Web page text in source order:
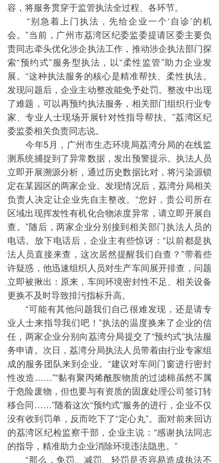
容，将服务贯穿于监管执法全过程、各环节。
“别急着上门执法，先给企业一个‘自诊’的机
会。”当前，广州市荔湾区纪委监委提请区委主要负
责同志牵头优化涉企执法工作，推动涉企执法部门探
索“预约式”服务型执法，以“柔性监管”助力企业发
展。“这种执法服务的核心是精准帮扶、柔性执法。
发现问题后，企业主动整改能免予处罚。整改中出现
了难题，可以再预约执法服务，相关部门组织行业专
家、专业人士现场开展针对性指导帮扶。”荔湾区纪
委监委相关负责同志说。
今年5月，广州市生态环境局荔湾分局的在线监
测系统捕捉到了异常数据，发出预警提示。执法人员
立即开展溯源分析，通过历史数据比对，将污染源锁
定在某园区的两家企业。发现情况后，荔湾分局相关
负责人决定让企业先自主整改。“您好，贵公司所在
区域出现挥发性有机化合物浓度异常，请立即开展自
查。”随后，两家企业分别接到相关部门执法人员的
电话。放下电话后，企业主有些惊讶：“以前都是执
法人员直接来查，这次居然提醒我们自查？”带着些
许疑惑，他迅速组织人员对生产车间展开排查，问题
立即被揪出：原来，车间环境密封性不足、相关设备
更换不及时导致排污指标升高。
“可能有其他问题我们自己很难发现，还是请专
业人士来指导我们吧！”执法的温度换来了企业的信
任，两家企业分别向荔湾分局提交了“预约式”执法服
务申请。次日，荔湾分局执法人员带着由行业专家组
成的服务团队来到企业。“建议对车间门窗进行密封
性改造……”“黏有聚丙烯酰胺物质的过滤棉虽然不属
于危险废物，但也要与有资质的固废处理公司签订转
移合同……”随着这次“预约式”服务的进行，企业不仅
没有收到罚单，反而吃下了“定心丸”。面对前来回访
的荔湾区纪检监察干部，企业主说：“感谢执法同志
的指导，精准助力企业消除环境违法隐患。”
“那么，免罚、减罚、轻罚是否容易造成执法不